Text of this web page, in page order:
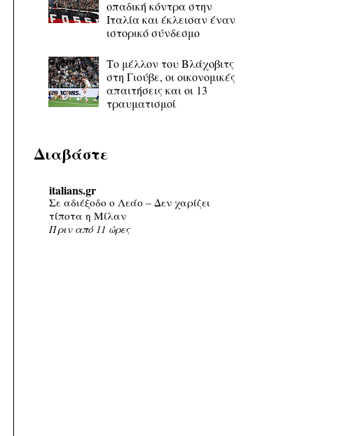
οπαδική κόντρα στην
Ιταλία και έκλεισαν έναν
ιστορικό σύνδεσμο
Το μέλλον του Βλάχοβιτς
στη Γιούβε, οι οικονομικές
απαιτήσεις και οι 13
τραυματισμοί
Διαβάστε
italians.gr
Σε αδιέξοδο ο Λεάο – Δεν χαρίζει
τίποτα η Μίλαν
Πριν από 11 ώρες